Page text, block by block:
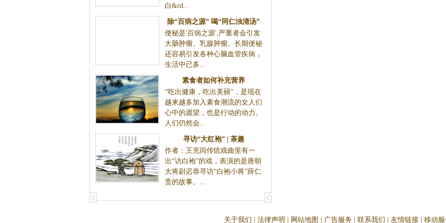
便秘是'百病之源',严重者会引发大肠肿瘤、乳腺肿瘤。
长期便秘还容易引发各种心脑血管疾病，生活中已多...
素食者如何补充营养
“吃出健康，吃出美丽”，是现在
越来越多加入素食潮流的女人们
心中的愿望，也是行动的动力。
人们仍然会...
寻访“大红袍” | 茶趣
作者：王充闾传统戏曲里有一
出“访白袍”的戏，表演的是唐朝
大将尉迟恭寻访“白袍小将”薛仁
贵的故事。...
关于我们 法律声明 网站地图 广告服务 联系我们 友情链接| 移动服